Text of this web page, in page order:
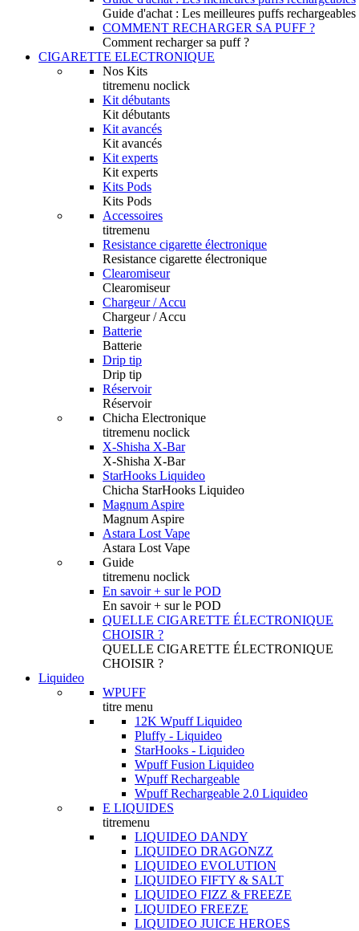
Guide d'achat : Les meilleures puffs rechargeables
COMMENT RECHARGER SA PUFF ?
Comment recharger sa puff ?
CIGARETTE ELECTRONIQUE
Nos Kits
titremenu noclick
Kit débutants
Kit débutants
Kit avancés
Kit avancés
Kit experts
Kit experts
Kits Pods
Kits Pods
Accessoires
titremenu
Resistance cigarette électronique
Resistance cigarette électronique
Clearomiseur
Clearomiseur
Chargeur / Accu
Chargeur / Accu
Batterie
Batterie
Drip tip
Drip tip
Réservoir
Réservoir
Chicha Electronique
titremenu noclick
X-Shisha X-Bar
X-Shisha X-Bar
StarHooks Liquideo
Chicha StarHooks Liquideo
Magnum Aspire
Magnum Aspire
Astara Lost Vape
Astara Lost Vape
Guide
titremenu noclick
En savoir + sur le POD
En savoir + sur le POD
QUELLE CIGARETTE ÉLECTRONIQUE
CHOISIR ?
QUELLE CIGARETTE ÉLECTRONIQUE
CHOISIR ?
Liquideo
WPUFF
titre menu
12K Wpuff Liquideo
Pluffy - Liquideo
StarHooks - Liquideo
Wpuff Fusion Liquideo
Wpuff Rechargeable
Wpuff Rechargeable 2.0 Liquideo
E LIQUIDES
titremenu
LIQUIDEO DANDY
LIQUIDEO DRAGONZZ
LIQUIDEO EVOLUTION
LIQUIDEO FIFTY & SALT
LIQUIDEO FIZZ & FREEZE
LIQUIDEO FREEZE
LIQUIDEO JUICE HEROES